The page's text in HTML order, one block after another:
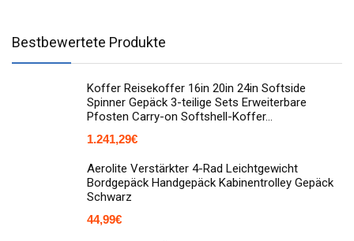
Bestbewertete Produkte
Koffer Reisekoffer 16in 20in 24in Softside
Spinner Gepäck 3-teilige Sets Erweiterbare
Pfosten Carry-on Softshell-Koffer…
1.241,29€
Aerolite Verstärkter 4-Rad Leichtgewicht
Bordgepäck Handgepäck Kabinentrolley Gepäck
Schwarz
44,99€